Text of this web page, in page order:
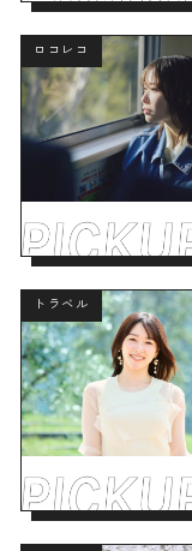
ロコレコ
トラベル